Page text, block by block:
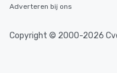
Adverteren bij ons
Copyright © 2000-2026